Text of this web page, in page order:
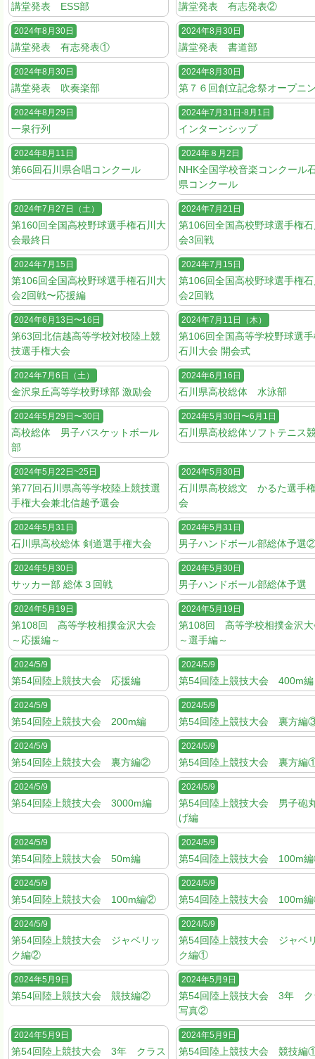
講堂発表 ESS部 講堂発表 有志発表②
2024年8月30日
講堂発表 有志発表①
2024年8月30日
講堂発表 書道部
2024年8月30日
講堂発表 吹奏楽部
2024年8月30日
第７６回創立記念祭オープニ
2024年8月29日
一泉行列
2024年7月31日-8月1日
インターンシップ
2024年8月11日
第66回石川県合唱コンクール
2024年８月2日
NHK全国学校音楽コンクール
県コンクール
2024年7月27日（土）
第160回全国高校野球選手権石川大
会最終日
2024年7月21日
第106回全国高校野球選手権
会3回戦
2024年7月15日
第106回全国高校野球選手権石川大
会2回戦〜応援編
2024年7月15日
第106回全国高校野球選手権
会2回戦
2024年6月13日〜16日
第63回北信越高等学校対校陸上競
技選手権大会
2024年7月11日（木）
第106回全国高等学校野球選
石川大会 開会式
2024年7月6日（土）
金沢泉丘高等学校野球部 激励会
2024年6月16日
石川県高校総体 水泳部
2024年5月29日〜30日
高校総体 男子バスケットボール
部
2024年5月30日〜6月1日
石川県高校総体ソフトテニス
2024年5月22日~25日
第77回石川県高等学校陸上競技選
手権大会兼北信越予選会
2024年5月30日
石川県高校総文 かるた選手
会
2024年5月31日
石川県高校総体 剣道選手権大会
2024年5月31日
男子ハンドボール部総体予選
2024年5月30日
サッカー部 総体３回戦
2024年5月30日
男子ハンドボール部総体予選
2024年5月19日
第108回 高等学校相撲金沢大会
～応援編～
2024年5月19日
第108回 高等学校相撲金沢
～選手編～
2024/5/9
第54回陸上競技大会 応援編
2024/5/9
第54回陸上競技大会 400m編
2024/5/9
第54回陸上競技大会 200m編
2024/5/9
第54回陸上競技大会 裏方編
2024/5/9
第54回陸上競技大会 裏方編②
2024/5/9
第54回陸上競技大会 裏方編
2024/5/9
第54回陸上競技大会 3000m編
2024/5/9
第54回陸上競技大会 男子砲
げ編
2024/5/9
第54回陸上競技大会 50m編
2024/5/9
第54回陸上競技大会 100m
2024/5/9
第54回陸上競技大会 100m編②
2024/5/9
第54回陸上競技大会 100m
2024/5/9
第54回陸上競技大会 ジャベリッ
ク編②
2024/5/9
第54回陸上競技大会 ジャベ
ク編①
2024年5月9日
第54回陸上競技大会 競技編②
2024年5月9日
第54回陸上競技大会 3年 ク
写真②
2024年5月9日
第54回陸上競技大会 3年 クラス
2024年5月9日
第54回陸上競技大会 競技編